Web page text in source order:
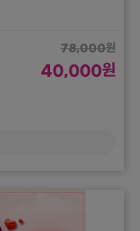
78,000원
40,000원